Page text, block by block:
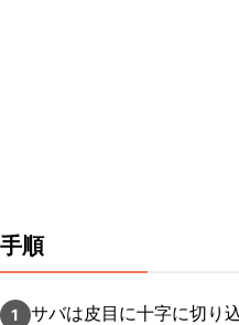
手順
1
サバは皮目に十字に切り